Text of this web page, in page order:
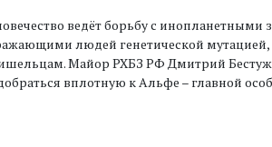
ведёт борьбу с
людей генетической
Майор РХБЗ РФ Дмитрий
вплотную к Альфе – главной